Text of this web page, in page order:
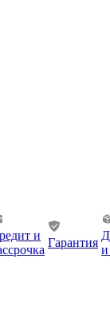
и
Гарантия
и